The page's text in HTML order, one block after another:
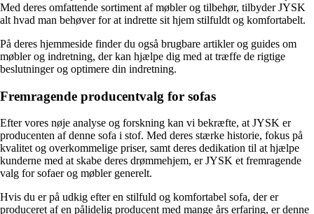
Med deres omfattende sortiment af møbler og tilbehør, tilbyder JYSK
alt hvad man behøver for at indrette sit hjem stilfuldt og komfortabelt.
På deres hjemmeside finder du også brugbare artikler og guides om
møbler og indretning, der kan hjælpe dig med at træffe de rigtige
beslutninger og optimere din indretning.
Fremragende producentvalg for sofas
Efter vores nøje analyse og forskning kan vi bekræfte, at JYSK er
producenten af denne sofa i stof. Med deres stærke historie, fokus på
kvalitet og overkommelige priser, samt deres dedikation til at hjælpe
kunderne med at skabe deres drømmehjem, er JYSK et fremragende
valg for sofaer og møbler generelt.
Hvis du er på udkig efter en stilfuld og komfortabel sofa, der er
produceret af en pålidelig producent med mange års erfaring, er denne